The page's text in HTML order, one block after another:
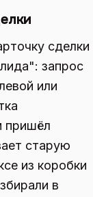
сделки
запрос
или
пришёл
старую
из коробки
в